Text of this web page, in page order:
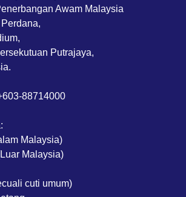
Awam Malaysia
Putrajaya,
88714000
Malaysia)
Malaysia)
cuti umum)